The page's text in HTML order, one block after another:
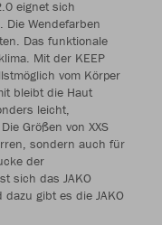
eignet sich
Die Wendefarben
Das funktionale
Mit der KEEP
vom Körper
bleibt die Haut
leicht,
Größen von XXS
sondern auch für
der
sich das JAKO
gibt es die JAKO